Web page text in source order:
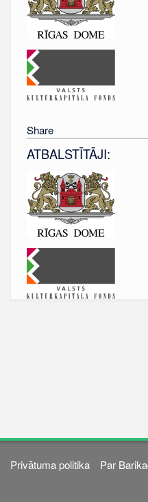
Share
ATBALSTĪTĀJI:
Privātuma politika Par